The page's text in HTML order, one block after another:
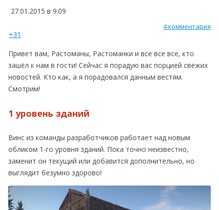
27.01.2015 в 9:09
4 комментария
+31
Привет вам, Растоманы, Растоманки и все все все, кто
зашёл к нам в гости! Сейчас я порадую вас порцией свежих
новостей. Кто как, а я порадовался данным вестям.
Смотрим!
1 уровень зданий
Винс из команды разработчиков работает над новым
обликом 1-го уровня зданий. Пока точно неизвестно,
заменит он текущий или добавится дополнительно, но
выглядит безумно здорово!